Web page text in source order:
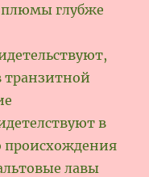
плюмы глубже
в
лавы